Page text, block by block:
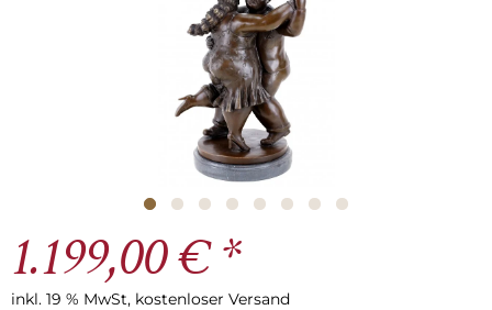
1.199,00 € *
inkl. 19 % MwSt, kostenloser Versand